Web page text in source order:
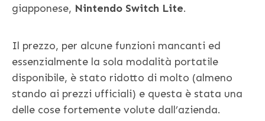
giapponese, Nintendo Switch Lite.
Il prezzo, per alcune funzioni mancanti ed
essenzialmente la sola modalità portatile
disponibile, è stato ridotto di molto (almeno
stando ai prezzi ufficiali) e questa è stata una
delle cose fortemente volute dall’azienda.